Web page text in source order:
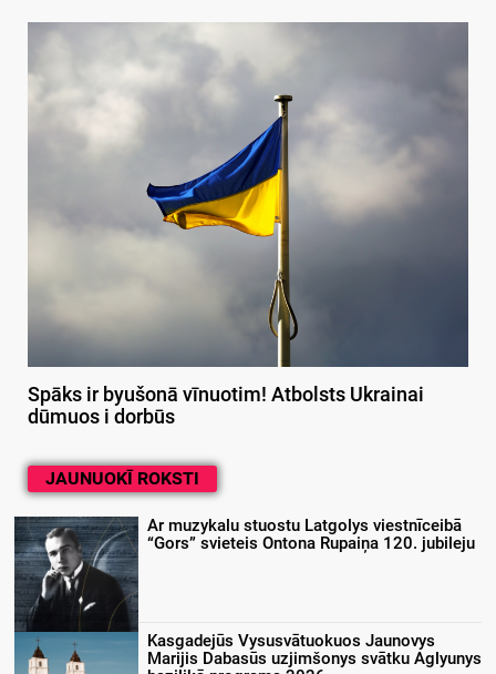
Spāks ir byušonā vīnuotim! Atbolsts Ukrainai
dūmuos i dorbūs
JAUNUOKĪ ROKSTI
Ar muzykalu stuostu Latgolys viestnīceibā
“Gors” svieteis Ontona Rupaiņa 120. jubileju
Kasgadejūs Vysusvātuokuos Jaunovys
Marijis Dabasūs uzjimšonys svātku Aglyunys